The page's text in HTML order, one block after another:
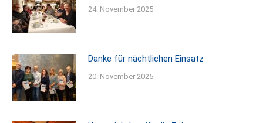
24. November 2025
Danke für nächtlichen Einsatz
20. November 2025